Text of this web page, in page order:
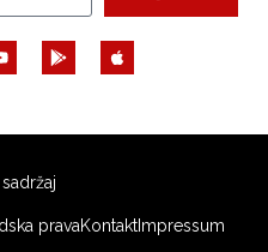
pravaKontaktImpressum